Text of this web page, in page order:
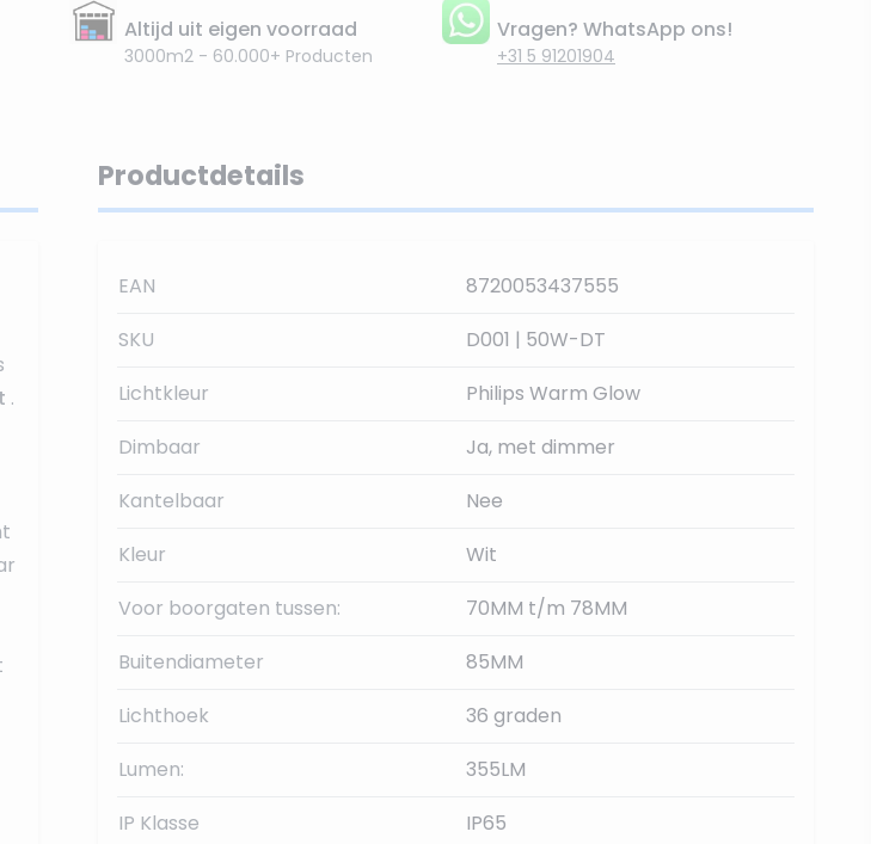
Altijd uit eigen voorraad
3000m2 - 60.000+ Producten
Vragen? WhatsApp ons!
+31 5 91201904
.
Productdetails
EAN
8720053437555
SKU
D001 | 50W-DT
Lichtkleur
Philips Warm Glow
Dimbaar
Ja, met dimmer
Kantelbaar
Nee
Kleur
Wit
Voor boorgaten tussen:
70MM t/m 78MM
Buitendiameter
85MM
Lichthoek
36 graden
Lumen:
355LM
IP Klasse
IP65